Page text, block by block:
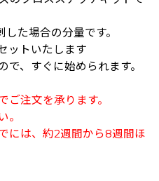
た場合の分量です。
ットいたします
、すぐに始められます。
注文を承ります。
。
には、約2週間から8週間ほ